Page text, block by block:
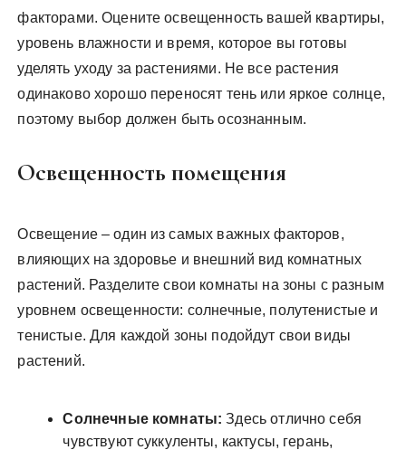
факторами. Оцените освещенность вашей квартиры,
уровень влажности и время, которое вы готовы
уделять уходу за растениями. Не все растения
одинаково хорошо переносят тень или яркое солнце,
поэтому выбор должен быть осознанным.
Освещенность помещения
Освещение – один из самых важных факторов,
влияющих на здоровье и внешний вид комнатных
растений. Разделите свои комнаты на зоны с разным
уровнем освещенности: солнечные, полутенистые и
тенистые. Для каждой зоны подойдут свои виды
растений.
Солнечные комнаты: Здесь отлично себя
чувствуют суккуленты, кактусы, герань,